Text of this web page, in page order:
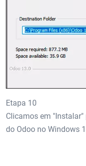
Etapa 10
Clicamos em
do Odoo no Windows